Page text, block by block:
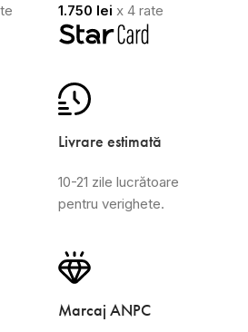
1.750 lei x 4 rate
Livrare estimată
10-21 zile lucrătoare
pentru verighete.
Marcaj ANPC